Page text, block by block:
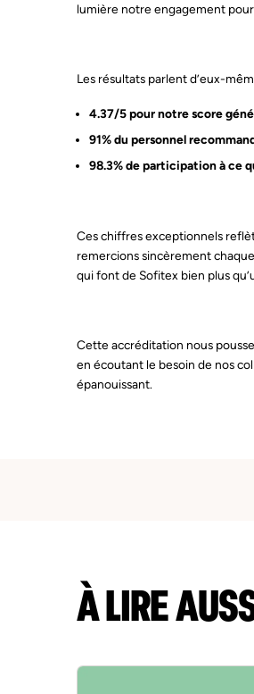
lumière notre engagement
Les résultats parlent d’eux-
4.37/5 pour notre score
91% du personnel
98.3% de participation à ce
Ces chiffres exceptionnels
remercions sincèrement
qui font de Sofitex bien plus
Cette accréditation nous
en écoutant le besoin de nos
épanouissant.
À LIRE